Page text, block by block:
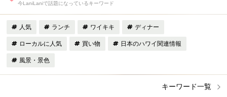
今LaniLaniで話題になっているキーワード
人気 ランチ ワイキキ ディナー
ローカルに人気 買い物 日本のハワイ関連情報
風景・景色
キーワード一覧